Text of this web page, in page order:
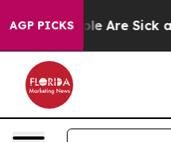
AGP PICKS
“People Are Sick